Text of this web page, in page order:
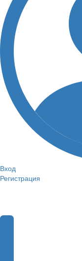
Вход
Регистрация